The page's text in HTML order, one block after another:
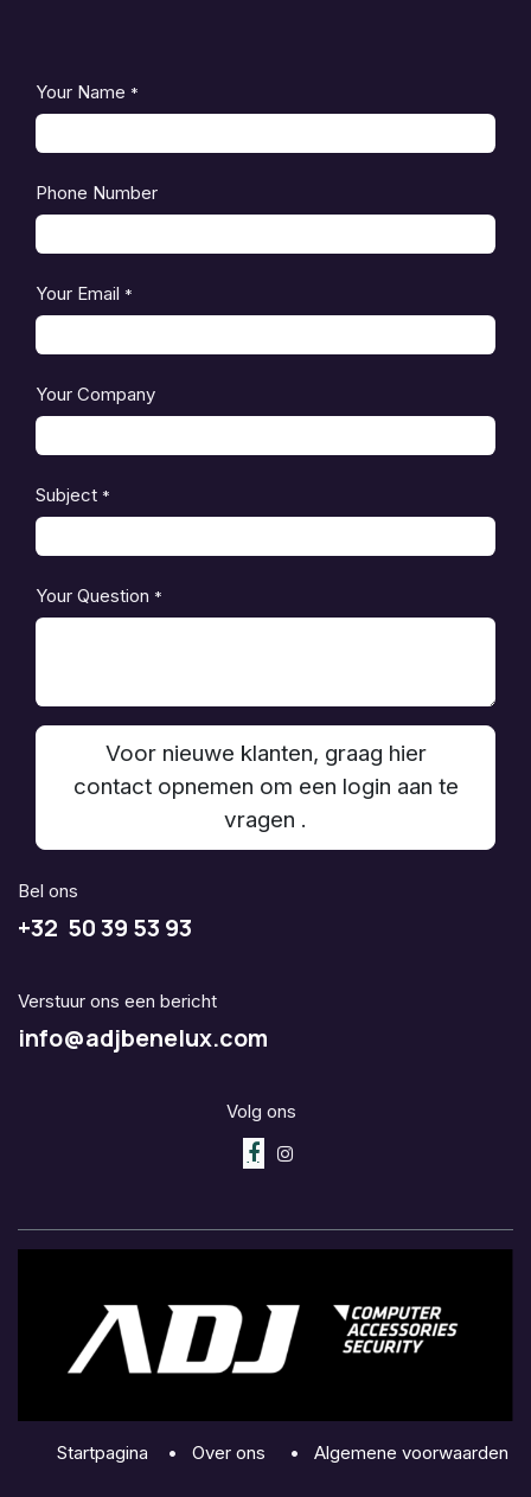
Your Name *
Phone Number
Your Email *
Your Company
Subject *
Your Question *
Voor nieuwe klanten, graag hier
contact opnemen om een login aan te
vragen .
Bel ons
+32 50 39 53 93
Verstuur ons een bericht
info@adjbenelux.com
Volg ons
Startpagina • Over ons • Algemene voorwaarden